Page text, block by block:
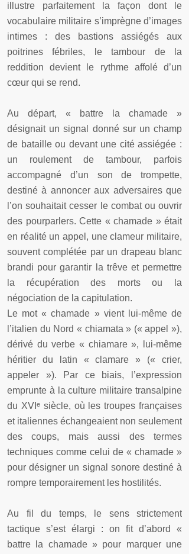
illustre parfaitement la façon dont le
vocabulaire militaire s’imprègne d’images
intimes : des bastions assiégés aux
poitrines fébriles, le tambour de la
reddition devient le rythme affolé d’un
cœur qui se rend.
Au départ, « battre la chamade »
désignait un signal donné sur un champ
de bataille ou devant une cité assiégée :
un roulement de tambour, parfois
accompagné d’un son de trompette,
destiné à annoncer aux adversaires que
l’on souhaitait cesser le combat ou ouvrir
des pourparlers. Cette « chamade » était
en réalité un appel, une clameur militaire,
souvent complétée par un drapeau blanc
brandi pour garantir la trêve et permettre
la récupération des morts ou la
négociation de la capitulation.
Le mot « chamade » vient lui-même de
l’italien du Nord « chiamata » (« appel »),
dérivé du verbe « chiamare », lui-même
héritier du latin « clamare » (« crier,
appeler »). Par ce biais, l’expression
emprunte à la culture militaire transalpine
du XVIᵉ siècle, où les troupes françaises
et italiennes échangeaient non seulement
des coups, mais aussi des termes
techniques comme celui de « chamade »
pour désigner un signal sonore destiné à
rompre temporairement les hostilités.
Au fil du temps, le sens strictement
tactique s’est élargi : on fit d’abord «
battre la chamade » pour marquer une